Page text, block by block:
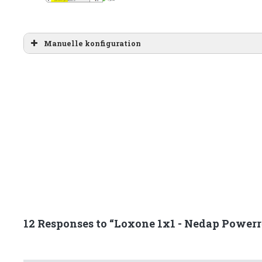
Manuelle konfiguration
12 Responses to “Loxone 1x1 - Nedap